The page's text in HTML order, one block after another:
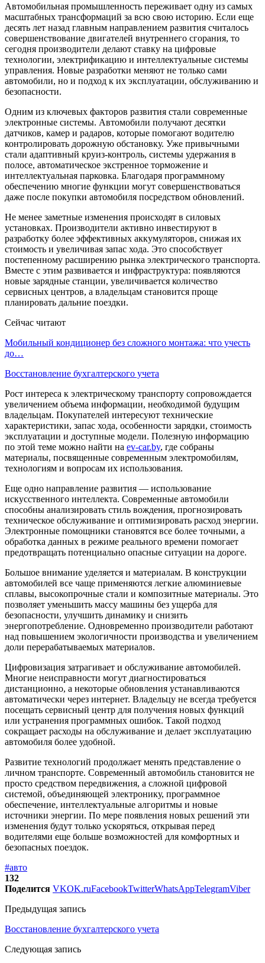
Автомобильная промышленность переживает одну из самых
масштабных трансформаций за всю свою историю. Если еще
десять лет назад главным направлением развития считалось
совершенствование двигателей внутреннего сгорания, то
сегодня производители делают ставку на цифровые
технологии, электрификацию и интеллектуальные системы
управления. Новые разработки меняют не только сами
автомобили, но и подход к их эксплуатации, обслуживанию и
безопасности.
Одним из ключевых факторов развития стали современные
электронные системы. Автомобили получают десятки
датчиков, камер и радаров, которые помогают водителю
контролировать дорожную обстановку. Уже привычными
стали адаптивный круиз-контроль, системы удержания в
полосе, автоматическое экстренное торможение и
интеллектуальная парковка. Благодаря программному
обеспечению многие функции могут совершенствоваться
даже после покупки автомобиля посредством обновлений.
Не менее заметные изменения происходят в силовых
установках. Производители активно инвестируют в
разработку более эффективных аккумуляторов, снижая их
стоимость и увеличивая запас хода. Это способствует
постепенному расширению рынка электрического транспорта.
Вместе с этим развивается и инфраструктура: появляются
новые зарядные станции, увеличивается количество
сервисных центров, а владельцам становится проще
планировать дальние поездки.
Сейчас читают
Мобильный кондиционер без сложного монтажа: что учесть
до…
Восстановление бухгалтерского учета
Рост интереса к электрическому транспорту сопровождается
увеличением объема информации, необходимой будущим
владельцам. Покупателей интересуют технические
характеристики, запас хода, особенности зарядки, стоимость
эксплуатации и доступные модели. Полезную информацию
по этой теме можно найти на ev-car.by, где собраны
материалы, посвященные современным электромобилям,
технологиям и вопросам их использования.
Еще одно направление развития — использование
искусственного интеллекта. Современные автомобили
способны анализировать стиль вождения, прогнозировать
техническое обслуживание и оптимизировать расход энергии.
Электронные помощники становятся все более точными, а
обработка данных в режиме реального времени помогает
предотвращать потенциально опасные ситуации на дороге.
Большое внимание уделяется и материалам. В конструкции
автомобилей все чаще применяются легкие алюминиевые
сплавы, высокопрочные стали и композитные материалы. Это
позволяет уменьшить массу машины без ущерба для
безопасности, улучшить динамику и снизить
энергопотребление. Одновременно производители работают
над повышением экологичности производства и увеличением
доли перерабатываемых материалов.
Цифровизация затрагивает и обслуживание автомобилей.
Многие неисправности могут диагностироваться
дистанционно, а некоторые обновления устанавливаются
автоматически через интернет. Владельцу не всегда требуется
посещать сервисный центр для получения новых функций
или устранения программных ошибок. Такой подход
сокращает расходы на обслуживание и делает эксплуатацию
автомобиля более удобной.
Развитие технологий продолжает менять представление о
личном транспорте. Современный автомобиль становится не
просто средством передвижения, а сложной цифровой
системой, объединяющей электронику, программное
обеспечение, интеллектуальные алгоритмы и новые
источники энергии. По мере появления новых решений эти
изменения будут только ускоряться, открывая перед
водителями еще больше возможностей для комфортных и
безопасных поездок.
#авто
132
Поделится VKOK.ruFacebookTwitterWhatsAppTelegramViber
Предыдущая запись
Восстановление бухгалтерского учета
Следующая запись